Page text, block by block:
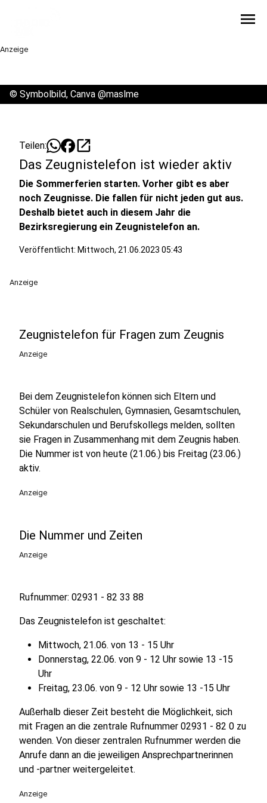
menu
Anzeige
© Symbolbild, Canva @maslme
Teilen: open_in_new
Das Zeugnistelefon ist wieder aktiv
Die Sommerferien starten. Vorher gibt es aber
noch Zeugnisse. Die fallen für nicht jeden gut aus.
Deshalb bietet auch in diesem Jahr die
Bezirksregierung ein Zeugnistelefon an.
Veröffentlicht: Mittwoch, 21.06.2023 05:43
Anzeige
Zeugnistelefon für Fragen zum Zeugnis
Anzeige
Bei dem Zeugnistelefon können sich Eltern und
Schüler von Realschulen, Gymnasien, Gesamtschulen,
Sekundarschulen und Berufskollegs melden, sollten
sie Fragen in Zusammenhang mit dem Zeugnis haben.
Die Nummer ist von heute (21.06.) bis Freitag (23.06.)
aktiv.
Anzeige
Die Nummer und Zeiten
Anzeige
Rufnummer: 02931 - 82 33 88
Das Zeugnistelefon ist geschaltet:
Mittwoch, 21.06. von 13 - 15 Uhr
Donnerstag, 22.06. von 9 - 12 Uhr sowie 13 -15
Uhr
Freitag, 23.06. von 9 - 12 Uhr sowie 13 -15 Uhr
Außerhalb dieser Zeit besteht die Möglichkeit, sich
mit Fragen an die zentrale Rufnummer 02931 - 82 0 zu
wenden. Von dieser zentralen Rufnummer werden die
Anrufe dann an die jeweiligen Ansprechpartnerinnen
und -partner weitergeleitet.
Anzeige